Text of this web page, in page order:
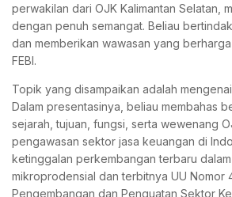
perwakilan dari OJK Kalimantan Selatan,
dengan penuh semangat. Beliau
dan memberikan wawasan yang
FEBI.
Topik yang disampaikan adalah
Dalam presentasinya, beliau membahas
sejarah, tujuan, fungsi, serta wewenang
pengawasan sektor jasa keuangan di
ketinggalan perkembangan terbaru
mikroprodensial dan terbitnya UU Nomor
Pengembangan dan Penguatan Sektor